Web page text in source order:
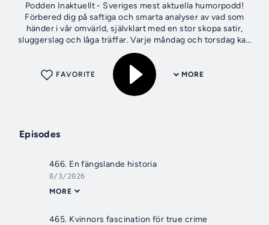
Podden Inaktuellt - Sveriges mest aktuella humorpodd!
Förbered dig på saftiga och smarta analyser av vad som
händer i vår omvärld, självklart med en stor skopa satir,
sluggerslag och låga träffar. Varje måndag och torsdag kan
du känna dig otrygg när...
MORE
FAVORITE
Episodes
466. En fängslande historia
8/3/2026
MORE
465. Kvinnors fascination för true crime